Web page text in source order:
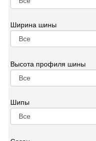
Ширина шины
Высота профиля шины
Шипы